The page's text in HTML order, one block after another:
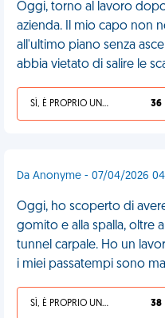
Oggi, torno al lavoro
azienda. Il mio capo non
all'ultimo piano senza
abbia vietato di salire le
SÌ, È PROPRIO UNA VDM! 36
Da Anonyme - 07/04/2026
Oggi, ho scoperto di
gomito e alla spalla, oltre
tunnel carpale. Ho un
i miei passatempi sono
SÌ, È PROPRIO UNA VDM! 38